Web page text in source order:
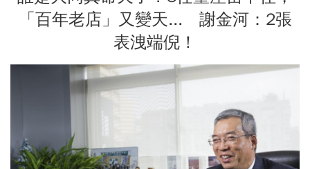
「百年老店」又變天... 謝金河：2張
表洩端倪！